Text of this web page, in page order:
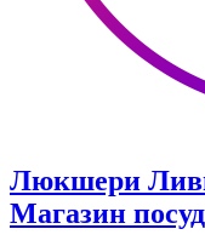
Люкшери
Магазин